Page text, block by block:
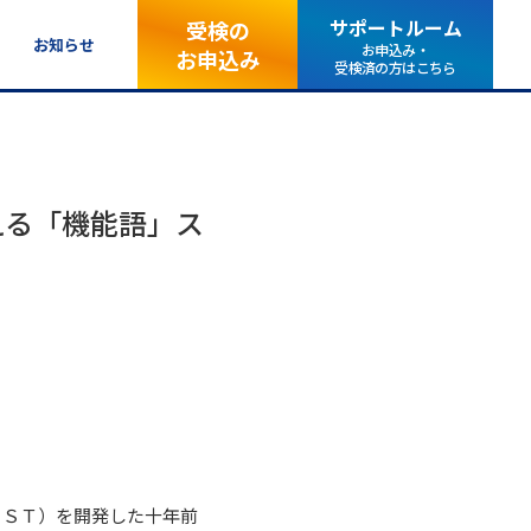
お知らせ
受検の
お申込み
サポートルーム
お申込み・
受検済の方はこちら
「機能語」ス
Ｔ）を開発した十年前